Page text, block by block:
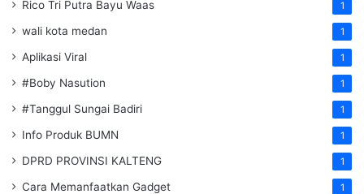
Rico Tri Putra Bayu Waas 1
wali kota medan 1
Aplikasi Viral 1
#Boby Nasution 1
#Tanggul Sungai Badiri 1
Info Produk BUMN 1
DPRD PROVINSI KALTENG 1
Cara Memanfaatkan Gadget 1